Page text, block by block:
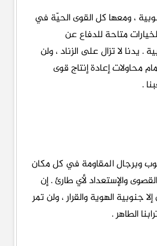
، ومعها كل القوى الحيّة في
متاحة للدفاع عن
. يدنا لا تزال على الزناد ، ولن
محاولات إعادة إنتاج قوى
.
وبرجال المقاومة في كل مكان
والإستعداد لأي طارئ . إن
جنوبية الهوية والقرار ، ولن تمر
الطاهر .